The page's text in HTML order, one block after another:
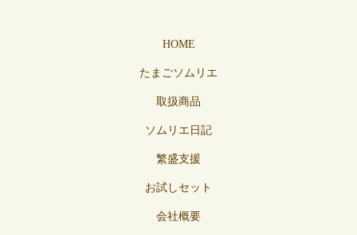
HOME
たまごソムリエ
取扱商品
ソムリエ日記
繁盛支援
お試しセット
会社概要